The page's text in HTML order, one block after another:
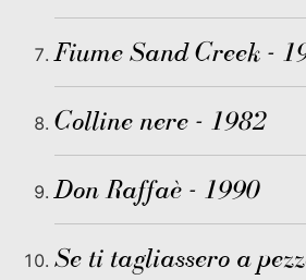
Fiume Sand Creek -
Colline nere - 1982
Don Raffaè - 1990
Se ti tagliassero a